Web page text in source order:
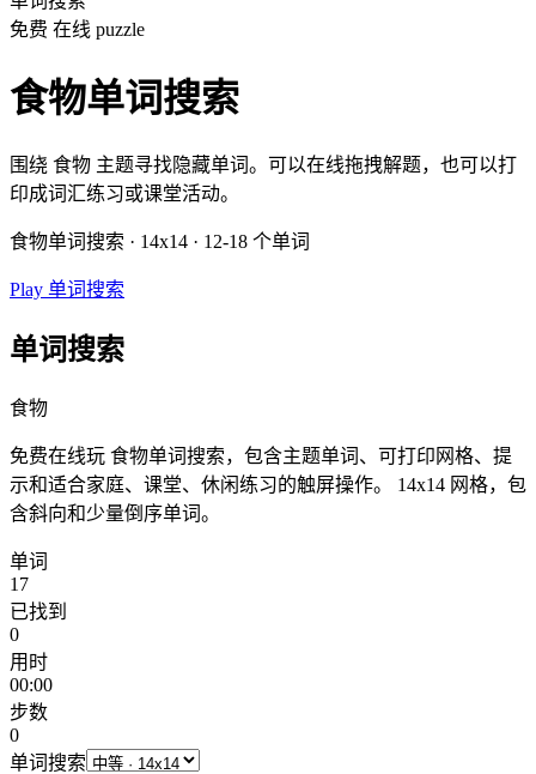
免费 在线 puzzle
食物单词搜索
围绕 食物 主题寻找隐藏单词。可以在线拖拽解题，也可以打
印成词汇练习或课堂活动。
食物单词搜索 · 14x14 · 12-18 个单词
Play 单词搜索
单词搜索
食物
免费在线玩 食物单词搜索，包含主题单词、可打印网格、提
示和适合家庭、课堂、休闲练习的触屏操作。
14x14 网格，包
含斜向和少量倒序单词。
单词
17
已找到
0
用时
00:00
步数
0
单词搜索